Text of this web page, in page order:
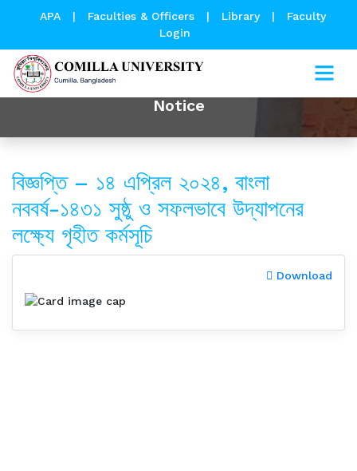
APA | Faculties & Officers | Library |
Faculty
Login
Notice
বিজ্ঞপ্তি – ১৪ এপ্রিল ২০২৪, বাংলা
নববর্ষ-১৪৩১ সুষ্ঠু ও সফলভাবে উদ্‌যাপনের
লক্ষ্যে গৃহীত কর্মসূচি
Download